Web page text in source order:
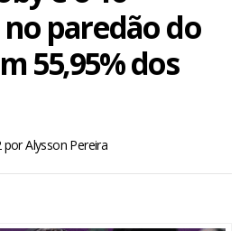
paredão do
55,95% dos
porAlysson Pereira